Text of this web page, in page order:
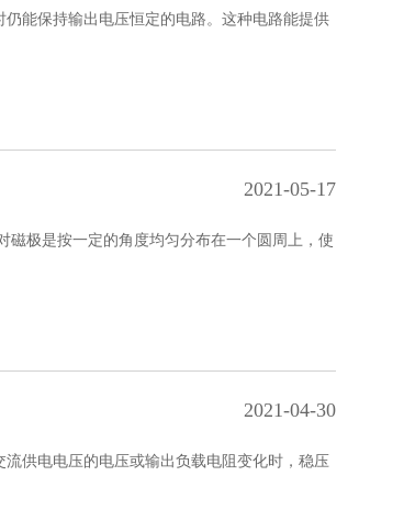
能保持输出电压恒定的电路。这种电路能提供
2021-05-17
磁极是按一定的角度均匀分布在一个圆周上，使
2021-04-30
供电电压的电压或输出负载电阻变化时，稳压